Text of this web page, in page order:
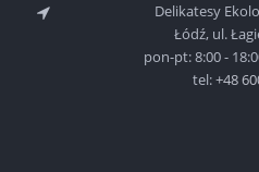
Delikatesy
Łódź, ul.
pon-pt: 8:00 -
tel:+48